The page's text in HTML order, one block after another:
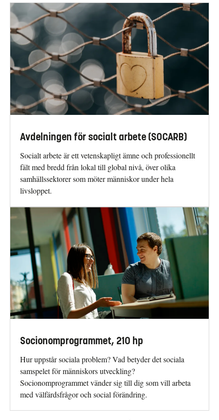
Avdelningen för socialt arbete (SOCARB)
Socialt arbete är ett vetenskapligt ämne och professionellt
fält med bredd från lokal till global nivå, över olika
samhällssektorer som möter människor under hela
livsloppet.
Socionomprogrammet, 210 hp
Hur uppstår sociala problem? Vad betyder det sociala
samspelet för människors utveckling?
Socionomprogrammet vänder sig till dig som vill arbeta
med välfärdsfrågor och social förändring.